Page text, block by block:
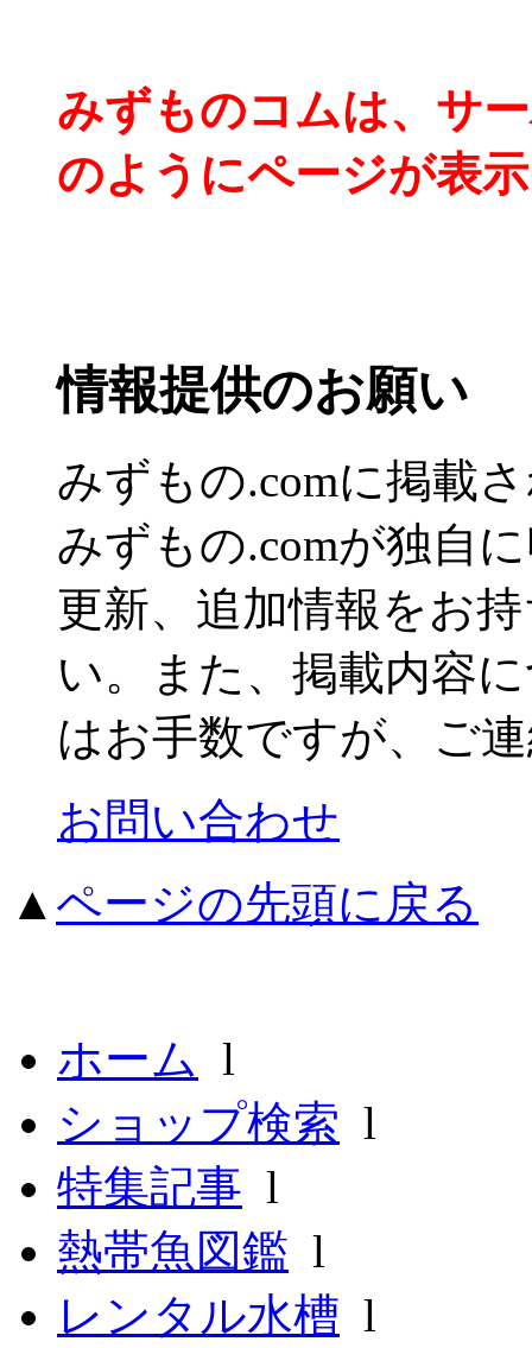
みずものコムは、サ
のようにページが表
情報提供のお願い
みずもの.comに掲載
みずもの.comが独自
更新、追加情報をお
い。また、掲載内容
はお手数ですが、ご
お問い合わせ
▲ ページの先頭に戻る
ホーム l
ショップ検索 l
特集記事 l
熱帯魚図鑑 l
レンタル水槽 l